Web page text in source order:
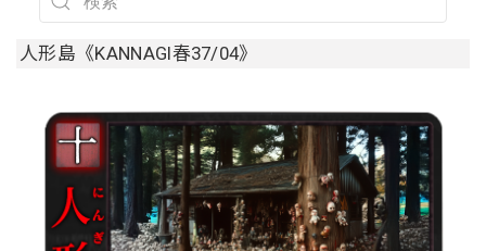
人形島《KANNAGI春37/04》